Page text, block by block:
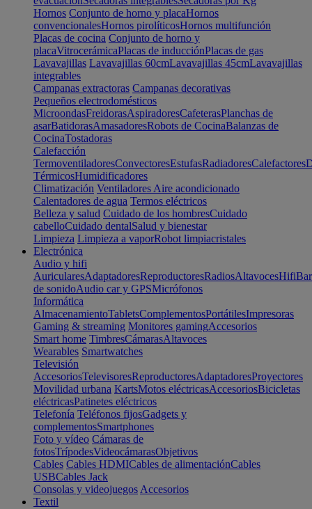
Hornos Conjunto de horno y placaHornos
convencionalesHornos pirolíticosHornos multifunción
Placas de cocina Conjunto de horno y
placaVitrocerámicaPlacas de inducciónPlacas de gas
Lavavajillas Lavavajillas 60cmLavavajillas 45cmLavavajillas
integrables
Campanas extractoras Campanas decorativas
Pequeños electrodomésticos
MicroondasFreidorasAspiradoresCafeterasPlanchas de
asarBatidorasAmasadoresRobots de CocinaBalanzas de
CocinaTostadoras
Calefacción
TermoventiladoresConvectoresEstufasRadiadoresCalefactores
TérmicosHumidificadores
Climatización Ventiladores Aire acondicionado
Calentadores de agua Termos eléctricos
Belleza y salud Cuidado de los hombresCuidado
cabelloCuidado dentalSalud y bienestar
Limpieza Limpieza a vaporRobot limpiacristales
Electrónica
Audio y hifi
AuricularesAdaptadoresReproductoresRadiosAltavocesHifi
de sonidoAudio car y GPSMicrófonos
Informática
AlmacenamientoTabletsComplementosPortátilesImpresoras
Gaming & streaming Monitores gamingAccesorios
Smart home TimbresCámarasAltavoces
Wearables Smartwatches
Televisión
AccesoriosTelevisoresReproductoresAdaptadoresProyectores
Movilidad urbana KartsMotos eléctricasAccesoriosBicicletas
eléctricasPatinetes eléctricos
Telefonía Teléfonos fijosGadgets y
complementosSmartphones
Foto y vídeo Cámaras de
fotosTrípodesVideocámarasObjetivos
Cables Cables HDMICables de alimentaciónCables
USBCables Jack
Consolas y videojuegos Accesorios
Textil